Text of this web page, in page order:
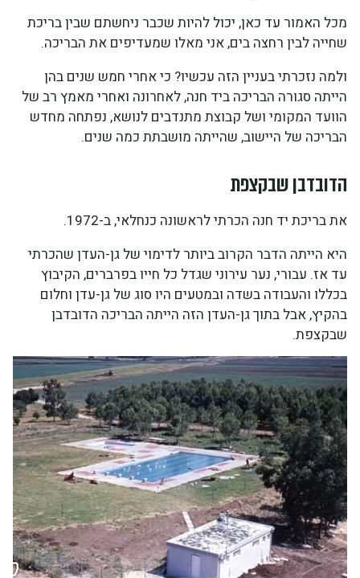
מכל האמור עד כאן, יכול להיות שכבר ניחשתם שבין בריכת
שחייה לבין רחצה בים, אני מאלו שמעדיפים את הבריכה.
ולמה נזכרתי בעניין הזה עכשיו? כי אחרי חמש שנים בהן
הייתה סגורה הבריכה ביד חנה, לאחרונה ואחרי מאמץ רב של
הוועד המקומי ושל קבוצת מתנדבים לנושא, נפתחה מחדש
הבריכה של היישוב, שהייתה מושבתת כמה שנים.
הדובדבן שבקצפת
את בריכת יד חנה הכרתי לראשונה כנחלאי, ב-1972.
היא הייתה הדבר הקרוב ביותר לדימוי של גן-העדן שהכרתי
עד אז. עבורי, נער עירוני שגדל כל חייו בפרברים, הקיבוץ
בכללו והעבודה בשדה ובמטעים היו סוג של גן-עדן וחלום
בהקיץ, אבל בתוך גן-העדן הזה הייתה הבריכה הדובדבן
שבקצפת.